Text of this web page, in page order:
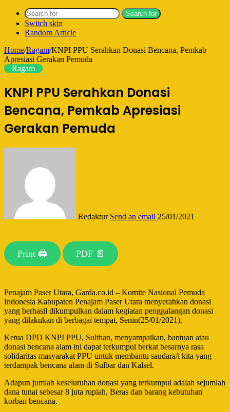
Search for
Switch skin
Random Article
Home/Ragam/KNPI PPU Serahkan Donasi Bencana, Pemkab
Apresiasi Gerakan Pemuda
Ragam
KNPI PPU Serahkan Donasi
Bencana, Pemkab Apresiasi
Gerakan Pemuda
Redaktur Send an email 25/01/2021
Print 🖨 PDF 📄
Penajam Paser Utara, Garda.co.id – Komite Nasional Pemuda
Indonesia Kabupaten Penajam Paser Utara menyerahkan donasi
yang berhasil dikumpulkan dalam kegiatan penggalangan donasi
yang dilakukan di berbagai tempat, Senin(25/01/2021).
Ketua DPD KNPI PPU, Sulthan, menyampaikan, bantuan atau
donasi bencana alam ini dapat terkumpul berkat besarnya rasa
solidaritas masyarakat PPU untuk membantu saudara/i kita yang
terdampak bencana alam di Sulbar dan Kalsel.
Adapun jumlah keseluruhan donasi yang terkumpul adalah sejumlah
dana tunai sebesar 8 juta rupiah, Beras dan barang kebutuhan
korban bencana.